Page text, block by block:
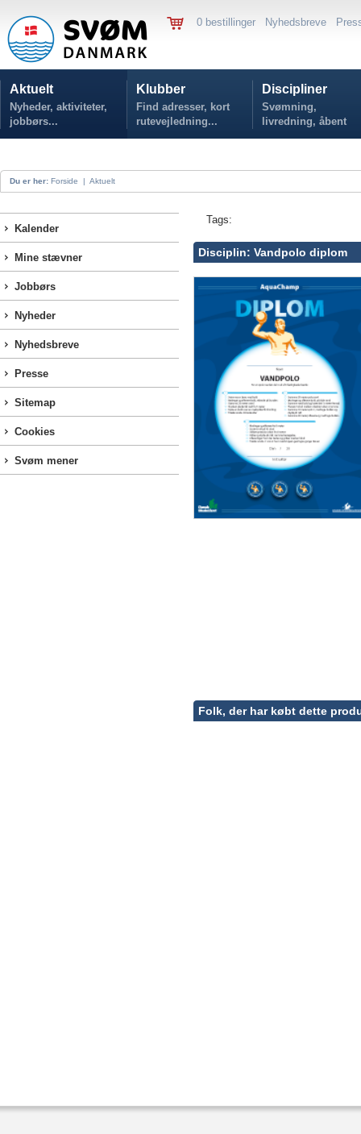
0 bestillinger Nyhedsbreve
Aktuelt
Nyheder, aktiviteter,
jobbørs...
Klubber
Find adresser, kort
rutevejledning...
Discipliner
Svømning,
livredning, åbent
vand...
Du er her: Forside | Aktuelt
Kalender
Mine stævner
Jobbørs
Nyheder
Nyhedsbreve
Presse
Sitemap
Cookies
Svøm mener
Tags:
Disciplin: Vandpolo diplom
Folk, der har købt dette